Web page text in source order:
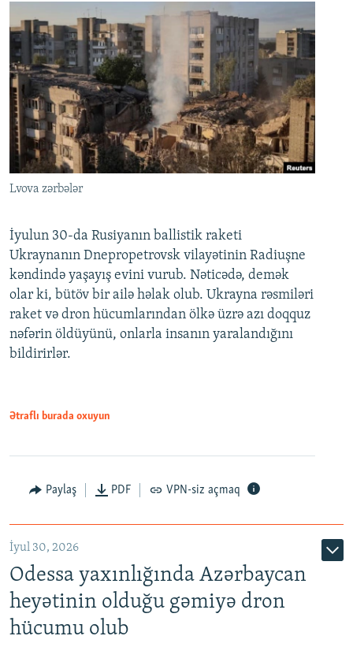
Lvova zərbələr
İyulun 30-da Rusiyanın ballistik raketi
Ukraynanın Dnepropetrovsk vilayətinin Radiuşne
kəndində yaşayış evini vurub. Nəticədə, demək
olar ki, bütöv bir ailə həlak olub. Ukrayna rəsmiləri
raket və dron hücumlarından ölkə üzrə azı doqquz
nəfərin öldüyünü, onlarla insanın yaralandığını
bildirirlər.
Ətraflı burada oxuyun
Paylaş PDF VPN-siz açmaq
İyul 30, 2026
Odessa yaxınlığında Azərbaycan
heyətinin olduğu gəmiyə dron
hücumu olub